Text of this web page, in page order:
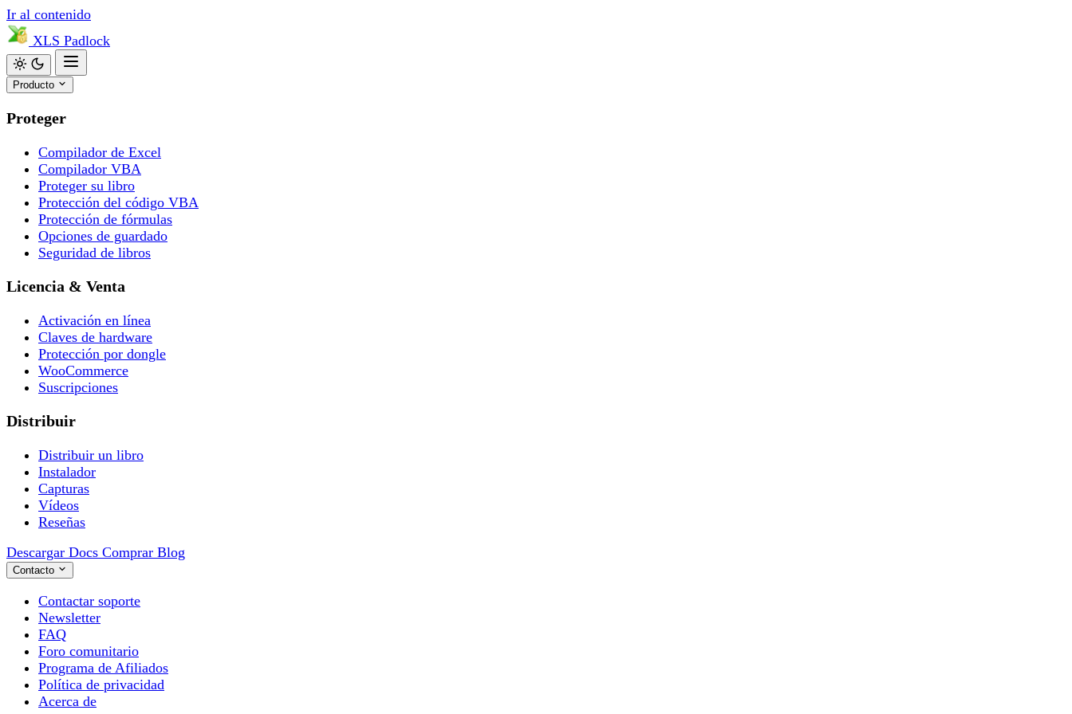
Ir al contenido
XLS Padlock
Producto
Proteger
Compilador de Excel
Compilador VBA
Proteger su libro
Protección del código VBA
Protección de fórmulas
Opciones de guardado
Seguridad de libros
Licencia & Venta
Activación en línea
Claves de hardware
Protección por dongle
WooCommerce
Suscripciones
Distribuir
Distribuir un libro
Instalador
Capturas
Vídeos
Reseñas
Descargar Docs Comprar Blog
Contacto
Contactar soporte
Newsletter
FAQ
Foro comunitario
Programa de Afiliados
Política de privacidad
Acerca de